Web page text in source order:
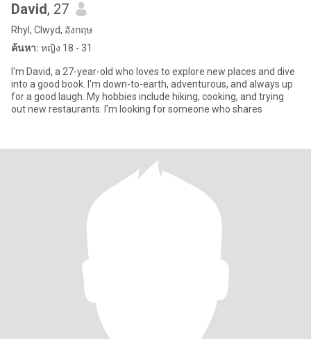
David, 27
Rhyl, Clwyd, อังกฤษ
ค้นหา: หญิง 18 - 31
I'm David, a 27-year-old who loves to explore new places and dive
into a good book. I'm down-to-earth, adventurous, and always up
for a good laugh. My hobbies include hiking, cooking, and trying
out new restaurants. I'm looking for someone who shares